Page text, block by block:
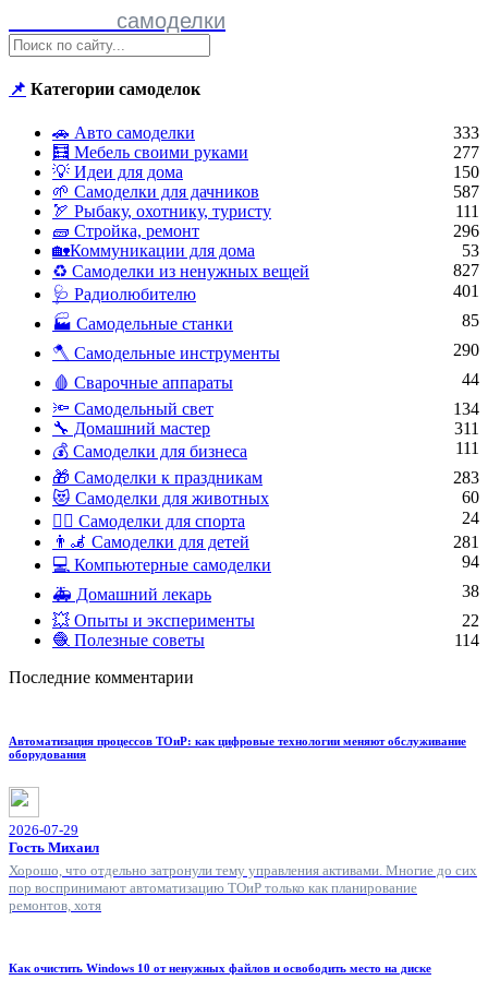
самоделки
📌 Категории самоделок
🚗 Авто самоделки
333
🧮 Мебель своими руками
277
💡 Идеи для дома
150
🌱 Самоделки для дачников
587
🏹 Рыбаку, охотнику, туристу
111
🧱 Стройка, ремонт
296
🏡Коммуникации для дома
53
♻ Самоделки из ненужных вещей
827
🩺 Радиолюбителю
401
🏭 Самодельные станки
85
🪓 Самодельные инструменты
290
🩸 Сварочные аппараты
44
🔦 Самодельный свет
134
🔧 Домашний мастер
311
💰 Самоделки для бизнеса
111
🎁 Самоделки к праздникам
283
😻 Самоделки для животных
60
🏋️‍♀️ Самоделки для спорта
24
👨‍🦼 Самоделки для детей
281
💻 Компьютерные самоделки
94
🚑 Домашний лекарь
38
💥 Опыты и эксперименты
22
🧶 Полезные советы
114
Последние комментарии
Автоматизация процессов ТОиР: как цифровые технологии меняют обслуживание
оборудования
2026-07-29
Гость Михаил
Хорошо, что отдельно затронули тему управления активами. Многие до сих
пор воспринимают автоматизацию ТОиР только как планирование
ремонтов, хотя
Как очистить Windows 10 от ненужных файлов и освободить место на диске